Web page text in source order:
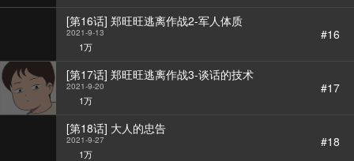
[第16话] 郑旺旺逃离作战2-军人体质
2021-9-13
1万
#16
[第17话] 郑旺旺逃离作战3-谈话的技术
2021-9-20
1万
#17
[第18话] 大人的忠告
2021-9-27
1万
#18